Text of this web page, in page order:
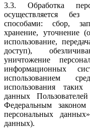
3.3. Обработка
осуществляется
способами: сбор,
хранение, уточнение
использование,
доступ),
уничтожение
информационных
использованием
использования
данных
Федеральным
персональных
данных).